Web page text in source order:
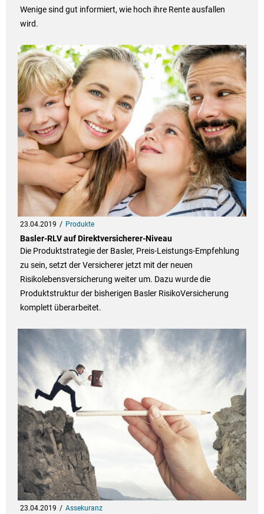
Wenige sind gut informiert, wie hoch ihre Rente ausfallen
wird.
23.04.2019 Produkte
Basler-RLV auf Direktversicherer-Niveau
Die Produktstrategie der Basler, Preis-Leistungs-Empfehlung
zu sein, setzt der Versicherer jetzt mit der neuen
Risikolebensversicherung weiter um. Dazu wurde die
Produktstruktur der bisherigen Basler RisikoVersicherung
komplett überarbeitet.
23.04.2019 Assekuranz